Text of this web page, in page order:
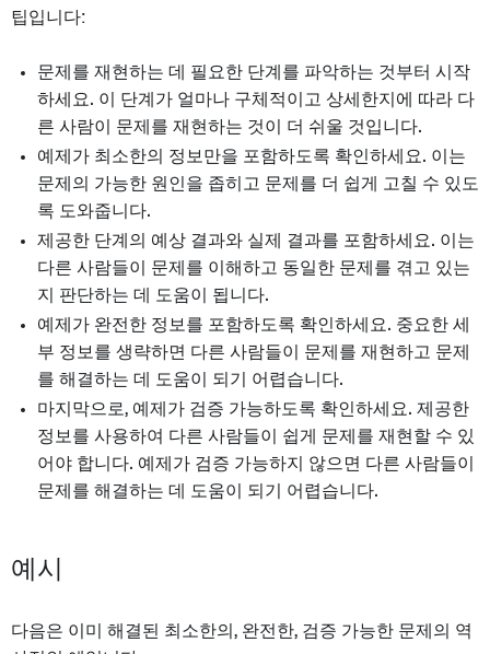
팁입니다:
문제를 재현하는 데 필요한 단계를 파악하는 것부터 시작
하세요. 이 단계가 얼마나 구체적이고 상세한지에 따라 다
른 사람이 문제를 재현하는 것이 더 쉬울 것입니다.
예제가 최소한의 정보만을 포함하도록 확인하세요. 이는
문제의 가능한 원인을 좁히고 문제를 더 쉽게 고칠 수 있도
록 도와줍니다.
제공한 단계의 예상 결과와 실제 결과를 포함하세요. 이는
다른 사람들이 문제를 이해하고 동일한 문제를 겪고 있는
지 판단하는 데 도움이 됩니다.
예제가 완전한 정보를 포함하도록 확인하세요. 중요한 세
부 정보를 생략하면 다른 사람들이 문제를 재현하고 문제
를 해결하는 데 도움이 되기 어렵습니다.
마지막으로, 예제가 검증 가능하도록 확인하세요. 제공한
정보를 사용하여 다른 사람들이 쉽게 문제를 재현할 수 있
어야 합니다. 예제가 검증 가능하지 않으면 다른 사람들이
문제를 해결하는 데 도움이 되기 어렵습니다.
예시
다음은 이미 해결된 최소한의, 완전한, 검증 가능한 문제의 역